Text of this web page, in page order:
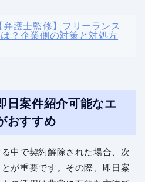
弁護士監修】フリーランス
？企業側の対策と対処方
日案件紹介可能なエ
おすすめ
中で契約解除された場合、次
が重要です。その際、即日案